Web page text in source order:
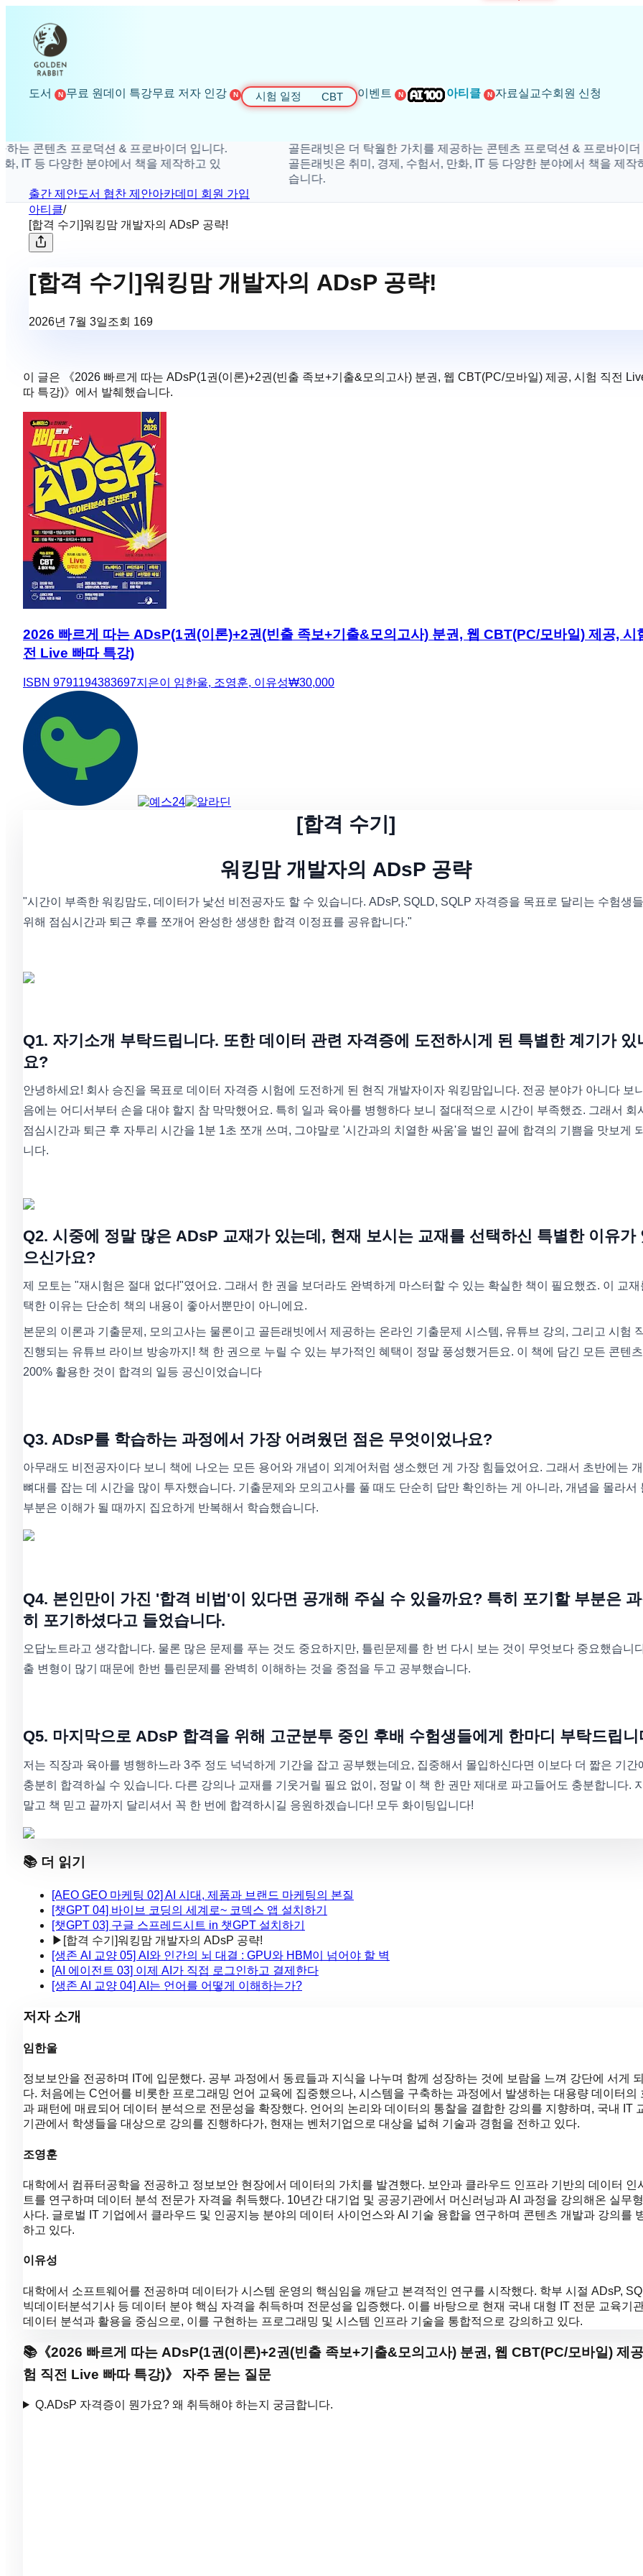
도서 N 무료 원데이 특강무료 저자 인강 N 시험 일정 CBT 이벤트 N 아티클 N 자료실 교수회원 신청
텐츠 프로덕션 & 프로바이더 입니다.
다양한 분야에서 책을 제작하고 있
골든래빗은 더 탁월한 가치를 제공하는 콘텐츠 프로덕션 & 프로바이더 입니
골든래빗은 취미, 경제, 수험서, 만화, IT 등 다양한 분야에서 책을 제작하고 있
습니다.
출간 제안도서 협찬 제안아카데미 회원 가입
아티클/
[합격 수기]워킹맘 개발자의 ADsP 공략!
[합격 수기]워킹맘 개발자의 ADsP 공략!
2026년 7월 3일조회 169
이 글은 《2026 빠르게 따는 ADsP(1권(이론)+2권(빈출 족보+기출&모의고사) 분권, 웹 CBT(PC/모바일) 제공, 시험 직전
따 특강)》에서 발췌했습니다.
2026 빠르게 따는 ADsP(1권(이론)+2권(빈출 족보+기출&모의고사) 분권, 웹 CBT(PC/모바일) 제공, 시
전 Live 빠따 특강)
ISBN 9791194383697지은이 임한울, 조영훈, 이유성₩30,000
[합격 수기]
워킹맘 개발자의 ADsP 공략
"시간이 부족한 워킹맘도, 데이터가 낯선 비전공자도 할 수 있습니다. ADsP, SQLD, SQLP 자격증을 목표로 달리는 수험생
위해 점심시간과 퇴근 후를 쪼개어 완성한 생생한 합격 이정표를 공유합니다."
Q1. 자기소개 부탁드립니다. 또한 데이터 관련 자격증에 도전하시게 된 특별한 계기가 있
요?
안녕하세요! 회사 승진을 목표로 데이터 자격증 시험에 도전하게 된 현직 개발자이자 워킹맘입니다. 전공 분야가 아니다 보
음에는 어디서부터 손을 대야 할지 참 막막했어요. 특히 일과 육아를 병행하다 보니 절대적으로 시간이 부족했죠. 그래서 회
점심시간과 퇴근 후 자투리 시간을 1분 1초 쪼개 쓰며, 그야말로 '시간과의 치열한 싸움'을 벌인 끝에 합격의 기쁨을 맛보게
니다.
Q2. 시중에 정말 많은 ADsP 교재가 있는데, 현재 보시는 교재를 선택하신 특별한 이유가
으신가요?
제 모토는 "재시험은 절대 없다!"였어요. 그래서 한 권을 보더라도 완벽하게 마스터할 수 있는 확실한 책이 필요했죠. 이 교재
택한 이유는 단순히 책의 내용이 좋아서뿐만이 아니에요.
본문의 이론과 기출문제, 모의고사는 물론이고 골든래빗에서 제공하는 온라인 기출문제 시스템, 유튜브 강의, 그리고 시험
진행되는 유튜브 라이브 방송까지! 책 한 권으로 누릴 수 있는 부가적인 혜택이 정말 풍성했거든요. 이 책에 담긴 모든 콘텐
200% 활용한 것이 합격의 일등 공신이었습니다
Q3. ADsP를 학습하는 과정에서 가장 어려웠던 점은 무엇이었나요?
아무래도 비전공자이다 보니 책에 나오는 모든 용어와 개념이 외계어처럼 생소했던 게 가장 힘들었어요. 그래서 초반에는
뼈대를 잡는 데 시간을 많이 투자했습니다. 기출문제와 모의고사를 풀 때도 단순히 답만 확인하는 게 아니라, 개념을 몰라서
부분은 이해가 될 때까지 집요하게 반복해서 학습했습니다.
Q4. 본인만이 가진 '합격 비법'이 있다면 공개해 주실 수 있을까요? 특히 포기할 부분은
히 포기하셨다고 들었습니다.
오답노트라고 생각합니다. 물론 많은 문제를 푸는 것도 중요하지만, 틀린문제를 한 번 다시 보는 것이 무엇보다 중요했습니
출 변형이 많기 때문에 한번 틀린문제를 완벽히 이해하는 것을 중점을 두고 공부했습니다.
Q5. 마지막으로 ADsP 합격을 위해 고군분투 중인 후배 수험생들에게 한마디 부탁드립니
저는 직장과 육아를 병행하느라 3주 정도 넉넉하게 기간을 잡고 공부했는데요, 집중해서 몰입하신다면 이보다 더 짧은 기간
충분히 합격하실 수 있습니다. 다른 강의나 교재를 기웃거릴 필요 없이, 정말 이 책 한 권만 제대로 파고들어도 충분합니다.
말고 책 믿고 끝까지 달리셔서 꼭 한 번에 합격하시길 응원하겠습니다! 모두 화이팅입니다!
📚 더 읽기
[AEO GEO 마케팅 02] AI 시대, 제품과 브랜드 마케팅의 본질
[챗GPT 04] 바이브 코딩의 세계로~ 코덱스 앱 설치하기
[챗GPT 03] 구글 스프레드시트 in 챗GPT 설치하기
▶ [합격 수기]워킹맘 개발자의 ADsP 공략!
[생존 AI 교양 05] AI와 인간의 뇌 대결 : GPU와 HBM이 넘어야 할 벽
[AI 에이전트 03] 이제 AI가 직접 로그인하고 결제한다
[생존 AI 교양 04] AI는 언어를 어떻게 이해하는가?
저자 소개
임한울
정보보안을 전공하며 IT에 입문했다. 공부 과정에서 동료들과 지식을 나누며 함께 성장하는 것에 보람을 느껴 강단에 서게
다. 처음에는 C언어를 비롯한 프로그래밍 언어 교육에 집중했으나, 시스템을 구축하는 과정에서 발생하는 대용량 데이터의
과 패턴에 매료되어 데이터 분석으로 전문성을 확장했다. 언어의 논리와 데이터의 통찰을 결합한 강의를 지향하며, 국내 IT
기관에서 학생들을 대상으로 강의를 진행하다가, 현재는 벤처기업으로 대상을 넓혀 기술과 경험을 전하고 있다.
조영훈
대학에서 컴퓨터공학을 전공하고 정보보안 현장에서 데이터의 가치를 발견했다. 보안과 클라우드 인프라 기반의 데이터 인
트를 연구하며 데이터 분석 전문가 자격을 취득했다. 10년간 대기업 및 공공기관에서 머신러닝과 AI 과정을 강의해온 실무
사다. 글로벌 IT 기업에서 클라우드 및 인공지능 분야의 데이터 사이언스와 AI 기술 융합을 연구하며 콘텐츠 개발과 강의를
하고 있다.
이유성
대학에서 소프트웨어를 전공하며 데이터가 시스템 운영의 핵심임을 깨닫고 본격적인 연구를 시작했다. 학부 시절 ADsP,
빅데이터분석기사 등 데이터 분야 핵심 자격을 취득하며 전문성을 입증했다. 이를 바탕으로 현재 국내 대형 IT 전문 교육기
데이터 분석과 활용을 중심으로, 이를 구현하는 프로그래밍 및 시스템 인프라 기술을 통합적으로 강의하고 있다.
📚 《2026 빠르게 따는 ADsP(1권(이론)+2권(빈출 족보+기출&모의고사) 분권, 웹 CBT(PC/모바일) 제
험 직전 Live 빠따 특강)》 자주 묻는 질문
Q.ADsP 자격증이 뭔가요? 왜 취득해야 하는지 궁금합니다.